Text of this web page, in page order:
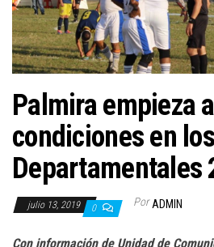
Palmira empieza
condiciones en
Departamentales
julio 13, 2019 0 Por ADMIN
Con información de Unidad de